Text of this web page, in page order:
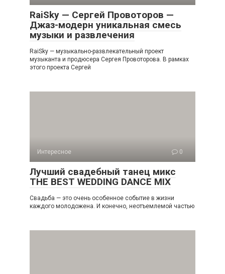
RaiSky — Сергей Провоторов —
Джаз-модерн уникальная смесь
музыки и развлечения
RaiSky — музыкально-развлекательный проект
музыканта и продюсера Сергея Провоторова. В рамках
этого проекта Сергей
Интересное 0
Лучший свадебный танец микс
THE BEST WEDDING DANCE MIX
Свадьба — это очень особенное событие в жизни
каждого молодожена. И конечно, неотъемлемой частью